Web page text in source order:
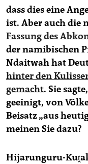
dass dies eine
ist. Aber auch die
Fassung des
der namibischen
Ndaitwah hat
hinter den
gemacht. Sie
geeinigt, von
Beisatz „aus
meinen Sie dazu?
Hijarunguru-